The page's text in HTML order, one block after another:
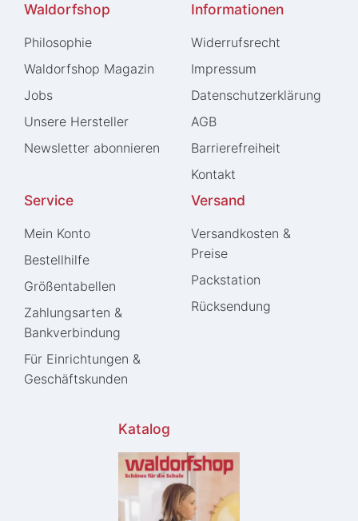
Waldorfshop
Philosophie
Waldorfshop Magazin
Jobs
Unsere Hersteller
Newsletter abonnieren
Informationen
Widerrufs­recht
Impressum
Daten­schutz­erklärung
AGB
Barrierefreiheit
Kontakt
Service
Mein Konto
Bestellhilfe
Größentabellen
Zahlungsarten &
Bankverbindung
Für Einrichtungen &
Geschäftskunden
Versand
Versandkosten &
Preise
Packstation
Rücksendung
Katalog